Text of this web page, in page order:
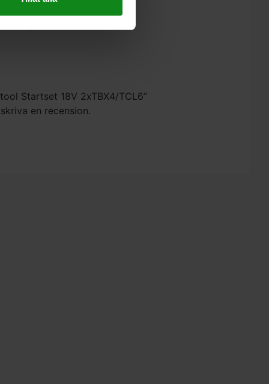
Startset 18V 2xTBX4/TCL6”
en recension.